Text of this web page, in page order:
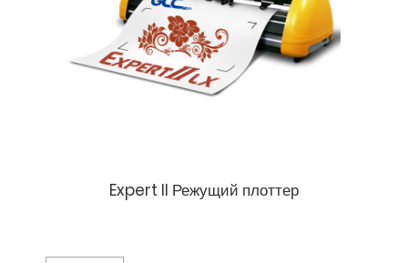
Expert II Режущий плоттер